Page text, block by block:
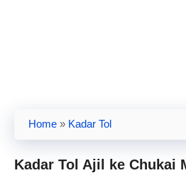
Home » Kadar Tol
Kadar Tol Ajil ke Chukai